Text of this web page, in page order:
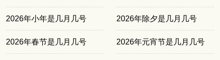
2026年小年是几月几号 2026年除夕是几月几号
2026年春节是几月几号 2026年元宵节是几月几号